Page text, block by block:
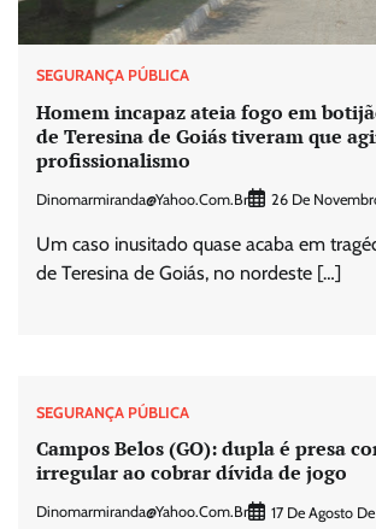
SEGURANÇA PÚBLICA
Homem incapaz ateia fogo em
de Teresina de Goiás tiveram que
profissionalismo
Dinomarmiranda@yahoo.com.br 26 De
Um caso inusitado quase acaba em
de Teresina de Goiás, no nordeste […]
SEGURANÇA PÚBLICA
Campos Belos (GO): dupla é presa
irregular ao cobrar dívida de jogo
Dinomarmiranda@yahoo.com.br 17 De Agosto